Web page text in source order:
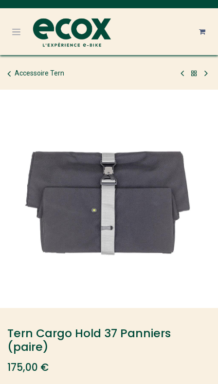
Accessoire Tern
Tern Cargo Hold 37 Panniers
(paire)
175,00 €